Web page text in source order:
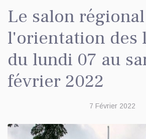
Le salon
l'orientation des
du lundi 07 au
février 2022
7 Février 2022